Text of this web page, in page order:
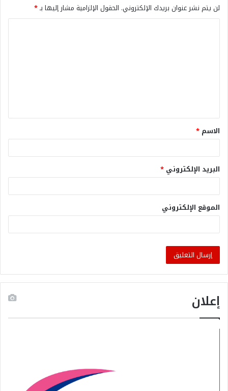
لن يتم نشر عنوان بريدك الإلكتروني. الحقول الإلزامية مشار إليها بـ*
الاسم *
البريد الإلكتروني *
الموقع الإلكتروني
إعلان